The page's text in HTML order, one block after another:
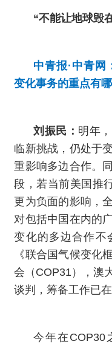
“不能让地球毁
中青报·中青网
变化事务的重点有
刘振民： 明年
临新挑战，仍处于
重影响多边合作。
段，若当前美国推
更为负面的影响，
对包括中国在内的
变化的多边合作不
《联合国气候变化
会（COP31），澳
谈判，筹备工作已在
今年在COP30